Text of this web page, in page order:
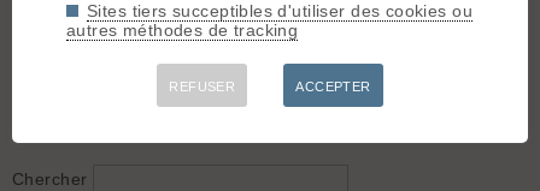
Les nouveaux membres se présentent(Barbo le
31.12.2018 à 14:05)
Bonjour. Je m'appelle Arnaud, j'ai 29 ans, célibataire. J'habite à
Barby, à côté de Chambéry. Je suis passionné de montagne.
Je fais beaucoup de randonnée l'été et de ski l'hiver. J'ai un
Chercher
Sites tiers succeptibles d'utiliser des cookies ou
autres méthodes de tracking
REFUSER ACCEPTER